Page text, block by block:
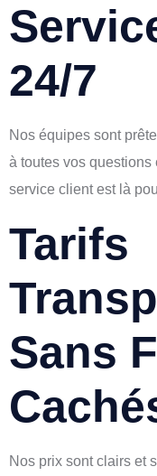
24/7
Nos équipes sont
à toutes vos questions
service client est là
Tarifs
Sans
Nos prix sont clairs et